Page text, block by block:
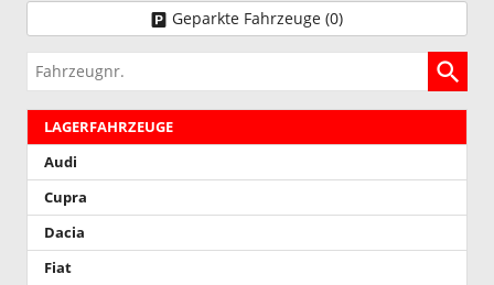
Geparkte Fahrzeuge (0)
Fahrzeugnr.
LAGERFAHRZEUGE
Audi
Cupra
Dacia
Fiat